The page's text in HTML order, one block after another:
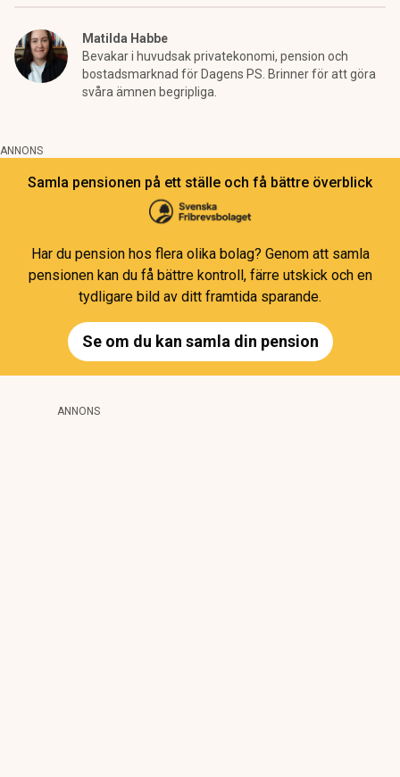
Matilda Habbe
Bevakar i huvudsak privatekonomi, pension och
bostadsmarknad för Dagens PS. Brinner för att göra
svåra ämnen begripliga.
ANNONS
Samla pensionen på ett ställe och få bättre överblick
Har du pension hos flera olika bolag? Genom att samla
pensionen kan du få bättre kontroll, färre utskick och en
tydligare bild av ditt framtida sparande.
Se om du kan samla din pension
ANNONS